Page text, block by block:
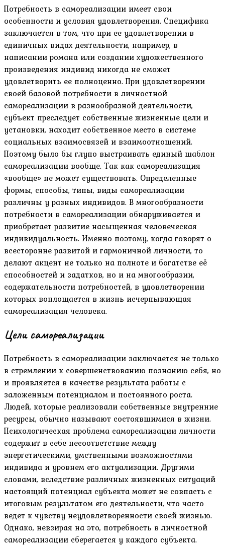
Потребность в самореализации имеет свои
особенности и условия удовлетворения. Специфика
заключается в том, что при ее удовлетворении в
единичных видах деятельности, например, в
написании романа или создании художественного
произведения индивид никогда не сможет
удовлетворить ее полноценно. При удовлетворении
своей базовой потребности в личностной
самореализации в разнообразной деятельности,
субъект преследует собственные жизненные цели и
установки, находит собственное место в системе
социальных взаимосвязей и взаимоотношений.
Поэтому было бы глупо выстраивать единый шаблон
самореализации вообще. Так как самореализация
«вообще» не может существовать. Определенные
формы, способы, типы, виды самореализации
различны у разных индивидов. В многообразности
потребности в самореализации обнаруживается и
приобретает развитие насыщенная человеческая
индивидуальность. Именно поэтому, когда говорят о
всесторонне развитой и гармоничной личности, то
делают акцент не только на полноте и богатстве её
способностей и задатков, но и на многообразии,
содержательности потребностей, в удовлетворении
которых воплощается в жизнь исчерпывающая
самореализация человека.
Цели самореализации
Потребность в самореализации заключается не только
в стремлении к совершенствованию познанию себя, но
и проявляется в качестве результата работы с
заложенным потенциалом и постоянного роста.
Людей, которые реализовали собственные внутренние
ресурсы, обычно называют состоявшимися в жизни.
Психологическая проблема самореализации личности
содержит в себе несоответствие между
энергетическими, умственными возможностями
индивида и уровнем его актуализации. Другими
словами, вследствие различных жизненных ситуаций
настоящий потенциал субъекта может не совпасть с
итоговым результатом его деятельности, что часто
ведет к чувству неудовлетворенности своей жизнью.
Однако, невзирая на это, потребность в личностной
самореализации сберегается у каждого субъекта.